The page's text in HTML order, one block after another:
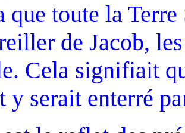
que toute la
de Jacob,
Cela signifiait
y serait enterré